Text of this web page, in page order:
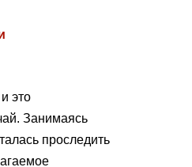
это
Занимаясь
проследить